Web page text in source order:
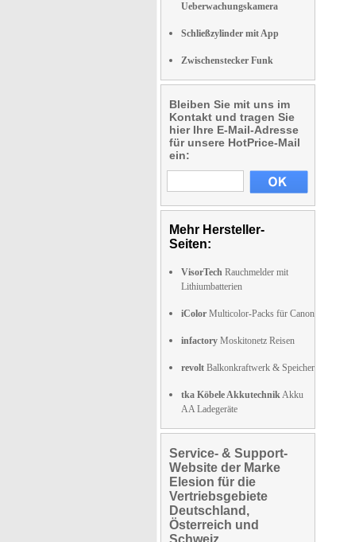
Ueberwachungskamera
Schließzylinder mit App
Zwischenstecker Funk
Bleiben Sie mit uns im
Kontakt und tragen Sie
hier Ihre E-Mail-Adresse
für unsere HotPrice-Mail
ein:
Mehr Hersteller-
Seiten:
VisorTech Rauchmelder mit
Lithiumbatterien
iColor Multicolor-Packs für Canon
infactory Moskitonetz Reisen
revolt Balkonkraftwerk & Speicher
tka Köbele AkkutechnikAkku
AA Ladegeräte
Service- & Support-
Website der Marke
Elesion für die
Vertriebsgebiete
Deutschland,
Österreich und
Schweiz